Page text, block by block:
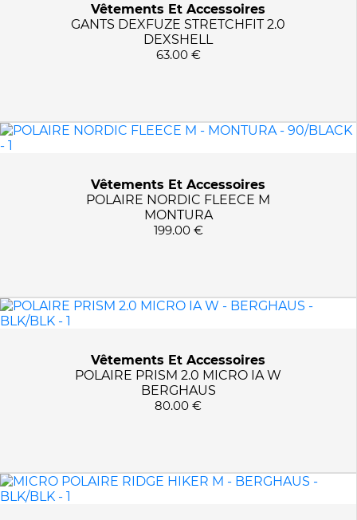
Vêtements Et Accessoires
GANTS DEXFUZE STRETCHFIT 2.0
DEXSHELL
63.00 €
Vêtements Et Accessoires
POLAIRE NORDIC FLEECE M
MONTURA
199.00 €
Vêtements Et Accessoires
POLAIRE PRISM 2.0 MICRO IA W
BERGHAUS
80.00 €